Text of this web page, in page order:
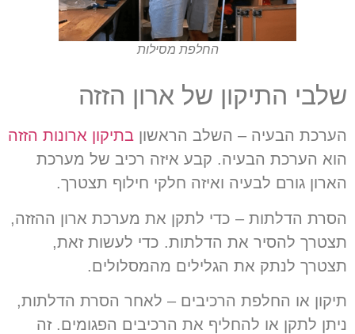
החלפת מסילות
שלבי התיקון של ארון הזזה
הערכת הבעיה – השלב הראשון בתיקון ארונות הזזה
הוא הערכת הבעיה. קבע איזה רכיב של מערכת
הארון גורם לבעיה ואיזה חלקי חילוף תצטרך.
הסרת הדלתות – כדי לתקן את מערכת ארון ההזזה,
תצטרך להסיר את הדלתות. כדי לעשות זאת,
תצטרך לנתק את הגלילים מהמסלולים.
תיקון או החלפת הרכיבים – לאחר הסרת הדלתות,
ניתן לתקן או להחליף את הרכיבים הפגומים. זה